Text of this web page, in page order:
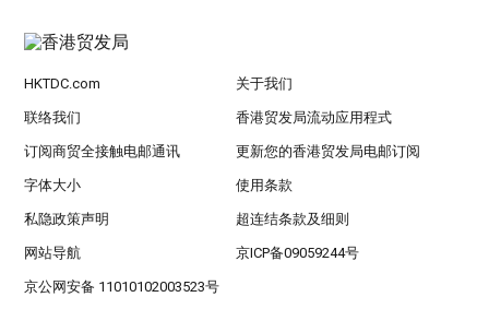
HKTDC.com 关于我们
联络我们 香港贸发局流动应用程式
订阅商贸全接触电邮通讯 更新您的香港贸发局电邮订阅
字体大小 使用条款
私隐政策声明 超连结条款及细则
网站导航 京ICP备09059244号
京公网安备 11010102003523号